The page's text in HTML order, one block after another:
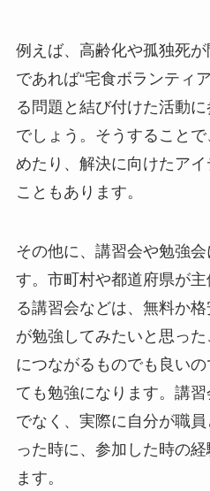
例えば、高齢化や孤独死
であれば“宅食ボランティ
る問題と結び付けた活動
でしょう。そうすること
めたり、解決に向けたア
こともあります。
その他に、講習会や勉強
す。市町村や都道府県が
る講習会などは、無料か
が勉強してみたいと思っ
につながるものでも良い
ても勉強になります。講
でなく、実際に自分が職
った時に、参加した時の
ます。